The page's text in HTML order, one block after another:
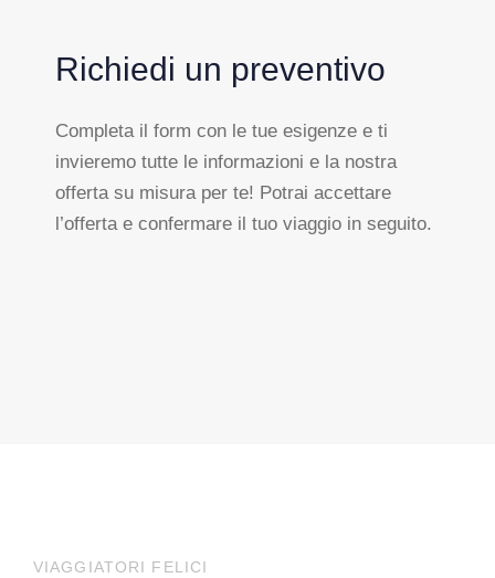
Richiedi un preventivo
Completa il form con le tue esigenze e ti
invieremo tutte le informazioni e la nostra
offerta su misura per te! Potrai accettare
l’offerta e confermare il tuo viaggio in seguito.
VIAGGIATORI FELICI